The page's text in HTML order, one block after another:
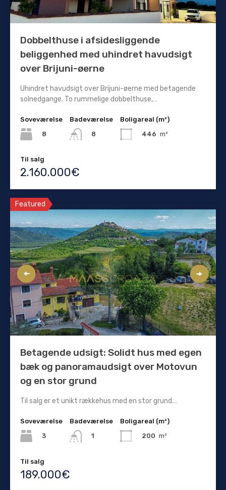
Dobbelthuse i afsidesliggende
beliggenhed med uhindret havudsigt
over Brijuni-øerne
Uhindret havudsigt over Brijuni-øerne med betagende
solnedgange. To rummelige dobbelthuse,…
Soveværelse
8
Badeværelse
8
Boligareal (m²)
446 m²
Til salg
2.160.000€
Featured
Betagende udsigt: Solidt hus med egen
bæk og panoramaudsigt over Motovun
og en stor grund
Til salg er et unikt rækkehus med en stor grund.…
Soveværelse
3
Badeværelse
1
Boligareal (m²)
200 m²
Til salg
189.000€